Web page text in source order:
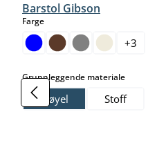
Barstol Gibson
Fargeselect
+3
Grunnleggende materialeselect
Fløyel Stoff